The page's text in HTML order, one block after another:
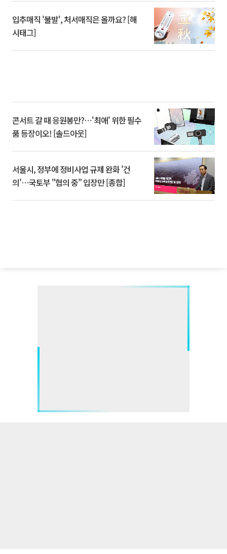
입추매직 '불발', 처서매직은 올까요? [해
시태그]
콘서트 갈 때 응원봉만?⋯'최애' 위한 필수
품 등장이오! [솔드아웃]
서울시, 정부에 정비사업 규제 완화 '건
의'⋯국토부 "협의 중" 입장만 [종합]